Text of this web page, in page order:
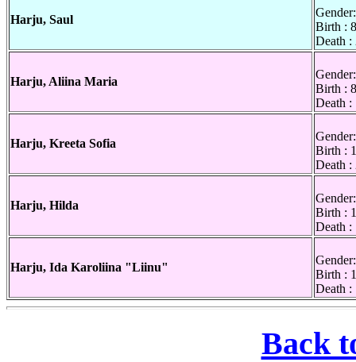
Harju, Saul
Birth :
Death :
Harju, Aliina Maria
Birth :
Death :
Harju, Kreeta Sofia
Birth :
Death :
Harju, Hilda
Birth :
Death :
Harju, Ida Karoliina "Liinu"
Birth :
Death :
Back